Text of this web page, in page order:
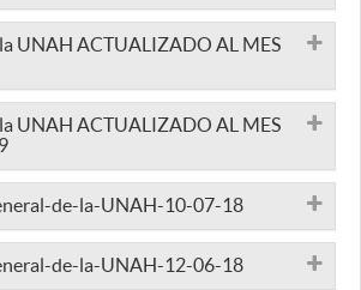
UNAH ACTUALIZADO AL MES
UNAH ACTUALIZADO AL MES
de-la-UNAH-10-07-18
de-la-UNAH-12-06-18